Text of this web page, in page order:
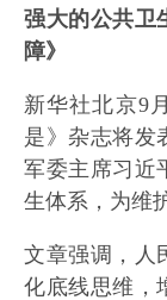
强大的公共卫
障》
新华社北京9
是》杂志将发
军委主席习近
生体系，为维
文章强调，人
化底线思维，